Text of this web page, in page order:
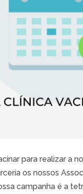
para realizar a
os nossos
campanha é a